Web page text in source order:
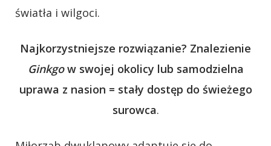
światła i wilgoci.
Najkorzystniejsze rozwiązanie? Znalezienie
Ginkgow swojej okolicy lub samodzielna
uprawa z nasion = stały dostęp do świeżego
surowca.